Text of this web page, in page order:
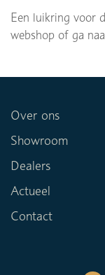
Een luikring voor
webshop of ga
Over ons
Showroom
Dealers
Actueel
Contact